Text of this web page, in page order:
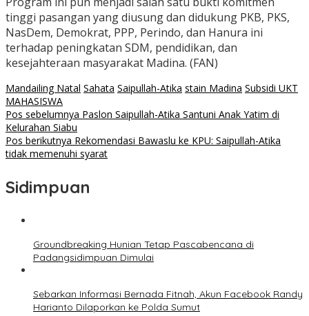
tinggi pasangan yang diusung dan didukung PKB, PKS,
NasDem, Demokrat, PPP, Perindo, dan Hanura ini
terhadap peningkatan SDM, pendidikan, dan
kesejahteraan masyarakat Madina. (FAN)
Mandailing Natal Sahata Saipullah-Atika stain Madina Subsidi UKT
MAHASISWA
Navigasi
pos
Pos sebelumnya Paslon Saipullah-Atika Santuni Anak Yatim di
Kelurahan Siabu
Pos berikutnya Rekomendasi Bawaslu ke KPU: Saipullah-Atika
tidak memenuhi syarat
Sidimpuan
Groundbreaking Hunian Tetap Pascabencana di
Padangsidimpuan Dimulai
Sebarkan Informasi Bernada Fitnah, Akun Facebook Randy
Harianto Dilaporkan ke Polda Sumut